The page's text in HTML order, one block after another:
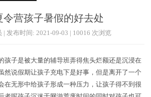
令营孩子暑假的好去处
| 发布时间: 2021-09-03 | 10016 次浏览
子是被大量的辅导班弄得焦头烂额还是沉浸在
然说假期让孩子充电下是好事，但是离开了一个
在无形中给孩子形成一种压力，让孩子得不到很